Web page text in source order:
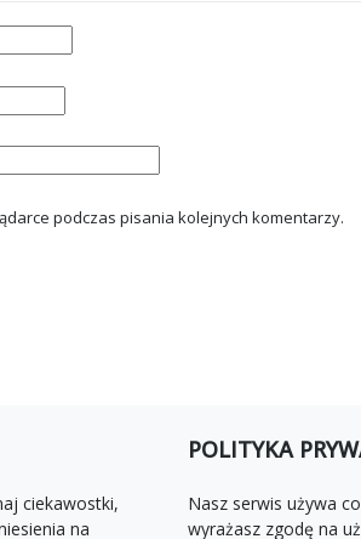
podczas pisania kolejnych komentarzy.
ciekawostki,
na
POLITYKA
Nasz serwis używa
wyrażasz zgodę na